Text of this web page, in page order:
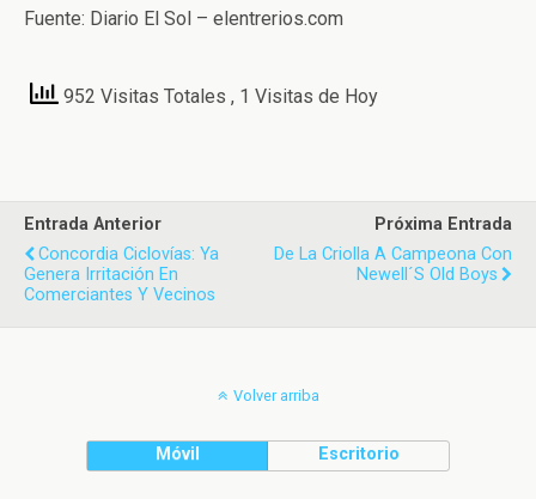
Fuente: Diario El Sol – elentrerios.com
952 Visitas Totales , 1 Visitas de Hoy
Entrada Anterior
Concordia Ciclovías: Ya
Genera Irritación En
Comerciantes Y Vecinos
Próxima Entrada
De La Criolla A Campeona Con
Newell´s Old Boys
Volver arriba
Móvil Escritorio